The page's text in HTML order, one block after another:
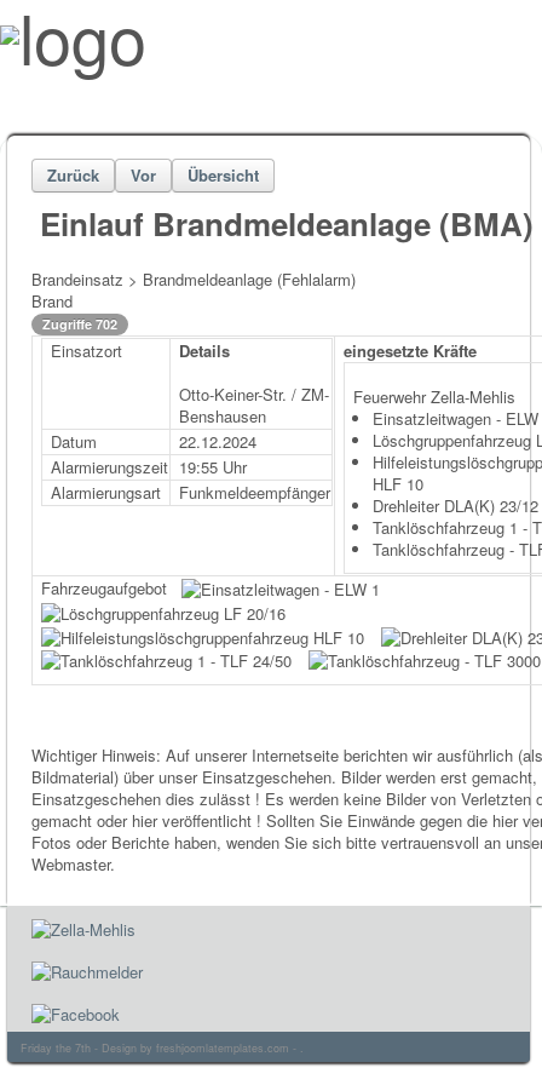
Zurück Vor Übersicht
Einlauf Brandmeldeanlage (BMA)
Brandeinsatz > Brandmeldeanlage (Fehlalarm)
Brand
Zugriffe 702
Einsatzort
Details
Otto-Keiner-Str. / ZM-
Benshausen
Datum
22.12.2024
Alarmierungszeit 19:55 Uhr
Alarmierungsart
Funkmeldeempfänger
eingesetzte Kräfte
Feuerwehr Zella-Mehlis
Einsatzleitwagen -
Löschgruppenfahrzeug
HLF 10
Drehleiter DLA(K) 23/12
Tanklöschfahrzeug 1 -
Tanklöschfahrzeug -
Fahrzeugaufgebot
Wichtiger Hinweis: Auf unserer Internetseite berichten wir ausführlich
Bildmaterial) über unser Einsatzgeschehen. Bilder werden erst
Einsatzgeschehen dies zulässt ! Es werden keine Bilder von Verletzten
gemacht oder hier veröffentlicht ! Sollten Sie Einwände gegen die hier
Fotos oder Berichte haben, wenden Sie sich bitte vertrauensvoll an
Webmaster.
Friday the 7th - Design by freshjoomlatemplates.com - .